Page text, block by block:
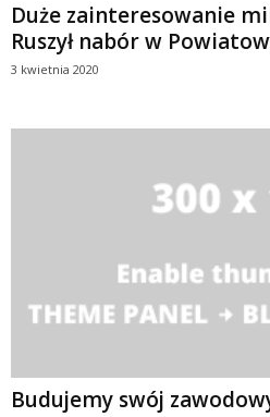
Duże zainteresowanie
Ruszył nabór w
3 kwietnia 2020
Budujemy swój